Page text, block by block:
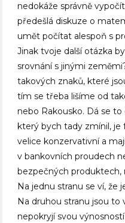
nedokáže správně
předešlá diskuze o
umět počítat alespoň s
Jinak tvoje další otázka
srovnání s jinými
takových znaků, které
tím se třeba lišíme od
nebo Rakousko. Dá se
který bych tady zmínil, je
velice konzervativní a
v bankovních proudech
bezpečných produktech,
Na jednu stranu se ví, že
Na druhou stranu jsou
nepokryjí svou